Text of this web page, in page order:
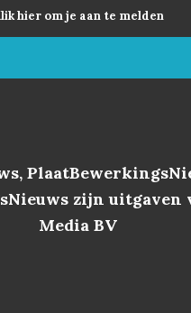
hier om je aan te melden
zijn uitgaven
Media BV